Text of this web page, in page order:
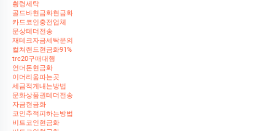
횡령세탁
골드바현금화현금화
카드코인충전업체
문상테더전송
재테크자금세탁문의
컬쳐랜드현금화91%
trc20구매대행
언더돈현금화
이더리움파는곳
세금적게내는방법
문화상품권테더전송
자금현금화
코인추적피하는방법
비트코인현금화